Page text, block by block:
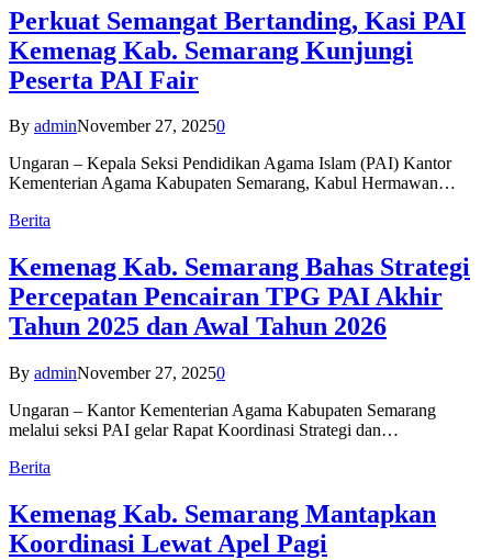
Perkuat Semangat Bertanding, Kasi PAI
Kemenag Kab. Semarang Kunjungi
Peserta PAI Fair
By adminNovember 27, 20250
Ungaran – Kepala Seksi Pendidikan Agama Islam (PAI) Kantor
Kementerian Agama Kabupaten Semarang, Kabul Hermawan…
Berita
Kemenag Kab. Semarang Bahas Strategi
Percepatan Pencairan TPG PAI Akhir
Tahun 2025 dan Awal Tahun 2026
By adminNovember 27, 20250
Ungaran – Kantor Kementerian Agama Kabupaten Semarang
melalui seksi PAI gelar Rapat Koordinasi Strategi dan…
Berita
Kemenag Kab. Semarang Mantapkan
Koordinasi Lewat Apel Pagi